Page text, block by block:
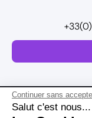
Continuer sans
Salut c'est nous...